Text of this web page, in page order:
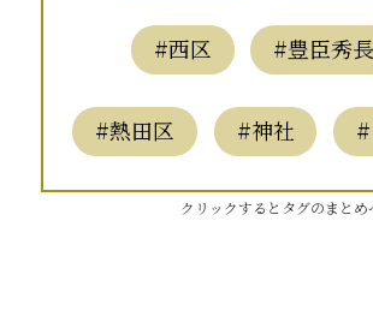
#西区 #豊臣秀長
#熱田区 #神社
クリックするとタグのまと